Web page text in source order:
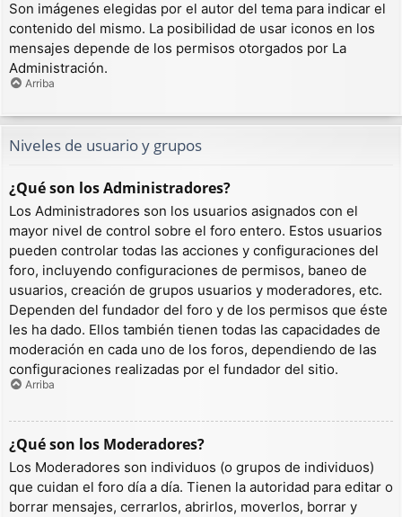
Son imágenes elegidas por el autor del tema para indicar el
contenido del mismo. La posibilidad de usar iconos en los
mensajes depende de los permisos otorgados por La
Administración.
Arriba
Niveles de usuario y grupos
¿Qué son los Administradores?
Los Administradores son los usuarios asignados con el
mayor nivel de control sobre el foro entero. Estos usuarios
pueden controlar todas las acciones y configuraciones del
foro, incluyendo configuraciones de permisos, baneo de
usuarios, creación de grupos usuarios y moderadores, etc.
Dependen del fundador del foro y de los permisos que éste
les ha dado. Ellos también tienen todas las capacidades de
moderación en cada uno de los foros, dependiendo de las
configuraciones realizadas por el fundador del sitio.
Arriba
¿Qué son los Moderadores?
Los Moderadores son individuos (o grupos de individuos)
que cuidan el foro día a día. Tienen la autoridad para editar o
borrar mensajes, cerrarlos, abrirlos, moverlos, borrar y